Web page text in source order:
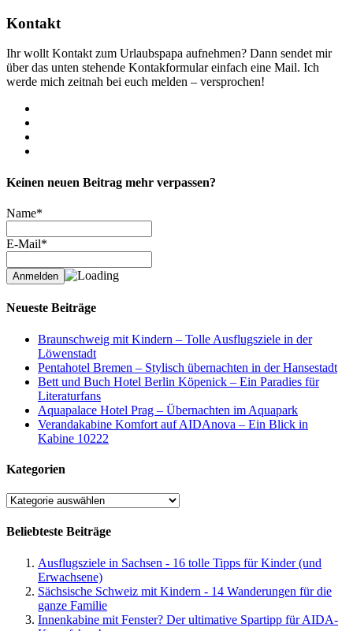
Kontakt
Ihr wollt Kontakt zum Urlaubspapa aufnehmen? Dann sendet mir
über das unten stehende Kontakformular einfach eine Mail. Ich
werde mich zeitnah bei euch melden – versprochen!
Keinen neuen Beitrag mehr verpassen?
Name*
E-Mail*
Neueste Beiträge
Braunschweig mit Kindern – Tolle Ausflugsziele in der
Löwenstadt
Pentahotel Bremen – Stylisch übernachten in der Hansestadt
Bett und Buch Hotel Berlin Köpenick – Ein Paradies für
Literaturfans
Aquapalace Hotel Prag – Übernachten im Aquapark
Verandakabine Komfort auf AIDAnova – Ein Blick in
Kabine 10222
Kategorien
Kategorien
Beliebteste Beiträge
Ausflugsziele in Sachsen - 16 tolle Tipps für Kinder (und
Erwachsene)
Sächsische Schweiz mit Kindern - 14 Wanderungen für die
ganze Familie
Innenkabine mit Fenster? Der ultimative Spartipp für AIDA-